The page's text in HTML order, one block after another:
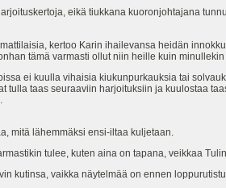
eikä tiukkana kuoronjohtajana
kertoo Karin ihailevansa heidän
tämä varmasti ollut niin heille kuin
ei kuulla vihaisia kiukunpurkauksia tai
tulla taas seuraaviin harjoituksiin ja kuulostaa
mitä lähemmäksi ensi-iltaa kuljetaan.
tulee, kuten aina on tapana, veikkaa
kutinsa, vaikka näytelmää on ennen